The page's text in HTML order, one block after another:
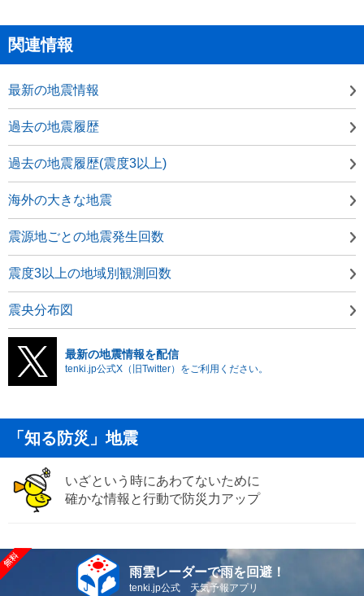
関連情報
最新の地震情報
過去の地震履歴
過去の地震履歴(震度3以上)
海外の大きな地震
震源地ごとの地震発生回数
震度3以上の地域別観測回数
震央分布図
最新の地震情報を配信
tenki.jp公式X（旧Twitter）をご利用ください。
「知る防災」地震
いざという時にあわてないために
確かな情報と行動で防災力アップ
雨雲レーダーで雨を回避！
tenki.jp公式 天気予報アプリ